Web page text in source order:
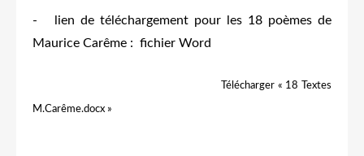
- lien de téléchargement pour les 18 poèmes de
Maurice Carême : fichier Word
Télécharger « 18 Textes
M.Carême.docx »